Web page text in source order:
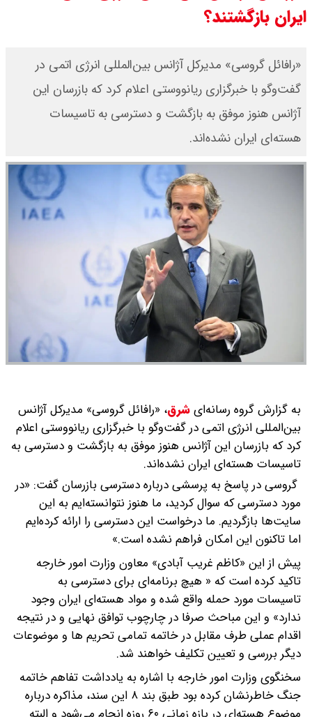
۱۴۰۵ اعلام شد/ طلا بر مدار صعود
قیمت نفت امروز جمعه ۱۶ مرداد ۱۴۰۵
/ نفت صعودی شد + جدول
ایران بازگشتند؟
«رافائل گروسی» مدیرکل آژانس بین‌المللی انرژی اتمی در
گفت‌وگو با خبرگزاری ریانووستی اعلام کرد که بازرسان این
آژانس هنوز موفق به بازگشت و دسترسی به تاسیسات
هسته‌ای ایران نشده‌اند.
به گزارش گروه رسانه‌ایشرق، «رافائل گروسی» مدیرکل آژانس
بین‌المللی انرژی اتمی در گفت‌وگو با خبرگزاری ریانووستی اعلام
کرد که بازرسان این آژانس هنوز موفق به بازگشت و دسترسی به
تاسیسات هسته‌ای ایران نشده‌اند.
گروسی در پاسخ به پرسشی درباره دسترسی بازرسان گفت: «در
مورد دسترسی که سوال کردید، ما هنوز نتوانسته‌ایم به این
سایت‌ها بازگردیم. ما درخواست این دسترسی را ارائه کرده‌ایم
اما تاکنون این امکان فراهم نشده است.»
پیش از این «کاظم غریب آبادی» معاون وزارت امور خارجه
تاکید کرده است که « هیچ برنامه‌ای برای دسترسی به
تاسیسات مورد حمله واقع شده و مواد هسته‌ای ایران وجود
ندارد» و این مباحث صرفا در چارچوب توافق نهایی و در نتیجه
اقدام عملی طرف مقابل در خاتمه تمامی تحریم ها و موضوعات
دیگر بررسی و تعیین تکلیف خواهند شد.
سخنگوی وزارت امور خارجه با اشاره به یادداشت تفاهم خاتمه
جنگ خاطرنشان کرده بود طبق بند ۸ این سند، مذاکره درباره